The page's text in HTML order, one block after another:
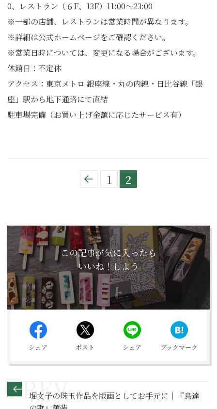
0、レストラン（６F、13F）11:00～23:00
※一部の店舗、レストランは営業時間が異なります。
※詳細は公式ホームページをご確認ください。
※営業日時については、変更になる場合がございます。
休館日：不定休
アクセス：東京メトロ 銀座線・丸の内線・日比谷線「銀
座」駅から地下通路にて直結
駐車場完備（お買い上げ金額に応じたサービス有）
1 2
この記事が気に入ったら
いいね！しよう
シェア ポスト シェア ブックマーク
堀文子の珠玉作品を版画としてお手元に｜『鳥達